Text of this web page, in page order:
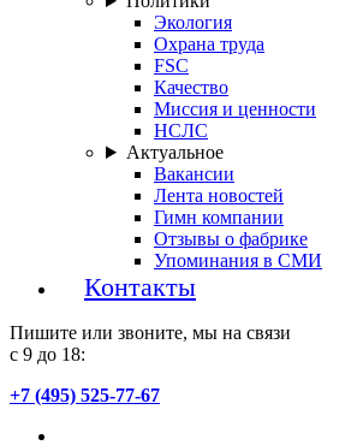
Экология
Охрана труда
FSC
Качество
Миссия и ценности
НСЛС
Актуальное
Вакансии
Лента новостей
Гимн компании
Отзывы о фабрике
Упоминания в СМИ
Контакты
Пишите или звоните, мы на связи
с 9 до 18:
+7 (495) 525-77-67